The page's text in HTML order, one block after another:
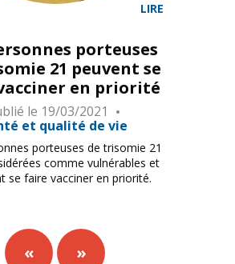
LIRE
porteuses
21 peuvent se
en priorité
le 19/03/2021
et qualité de vie
porteuses de trisomie 21
comme vulnérables et
se faire vacciner en priorité.
« »